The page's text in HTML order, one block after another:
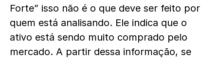
Forte” isso não é o que deve ser feito por
quem está analisando. Ele indica que o
ativo está sendo muito comprado pelo
mercado. A partir dessa informação, se